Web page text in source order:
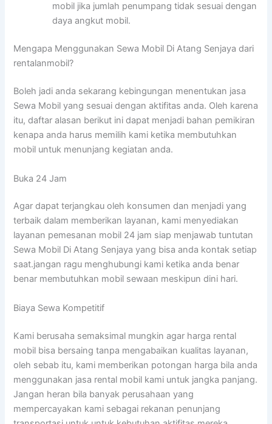
mobil jika jumlah penumpang tidak sesuai dengan
daya angkut mobil.
Mengapa Menggunakan Sewa Mobil Di Atang Senjaya dari
rentalanmobil?
Boleh jadi anda sekarang kebingungan menentukan jasa
Sewa Mobil yang sesuai dengan aktifitas anda. Oleh karena
itu, daftar alasan berikut ini dapat menjadi bahan pemikiran
kenapa anda harus memilih kami ketika membutuhkan
mobil untuk menunjang kegiatan anda.
Buka 24 Jam
Agar dapat terjangkau oleh konsumen dan menjadi yang
terbaik dalam memberikan layanan, kami menyediakan
layanan pemesanan mobil 24 jam siap menjawab tuntutan
Sewa Mobil Di Atang Senjaya yang bisa anda kontak setiap
saat.jangan ragu menghubungi kami ketika anda benar
benar membutuhkan mobil sewaan meskipun dini hari.
Biaya Sewa Kompetitif
Kami berusaha semaksimal mungkin agar harga rental
mobil bisa bersaing tanpa mengabaikan kualitas layanan,
oleh sebab itu, kami memberikan potongan harga bila anda
menggunakan jasa rental mobil kami untuk jangka panjang.
Jangan heran bila banyak perusahaan yang
mempercayakan kami sebagai rekanan penunjang